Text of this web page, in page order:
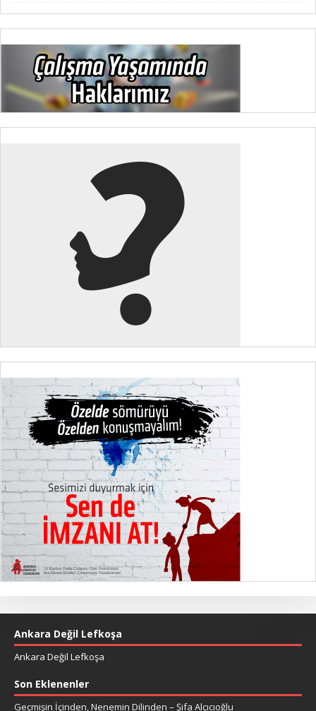
Ankara Değil Lefkoşa
Ankara Değil Lefkoşa
Son Eklenenler
Geçmişin İçinden, Nenemin Dilinden – Şifa Alçıcıoğlu